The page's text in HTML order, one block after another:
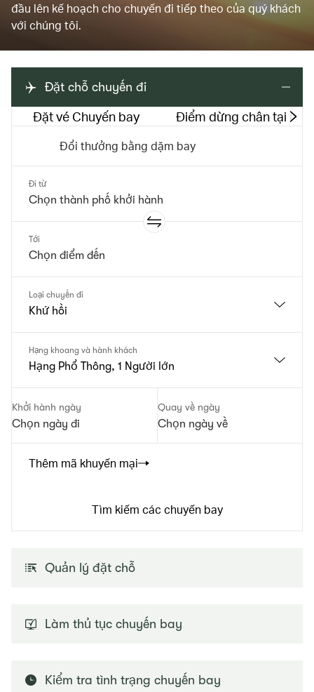
đầu lên kế hoạch cho chuyến đi tiếp theo của quý khách
với chúng tôi.
Đặt chỗ chuyến đi
Đặt vé Chuyến bay Điểm dừng chân tại
Đổi thưởng bằng dặm bay
Đi từ
Tới
Loại chuyến đi
Khứ hồi
Hạng khoang và hành khách
Hạng Phổ Thông, 1 Người lớn
Khởi hành ngày
Chọn ngày đi
Quay về ngày
Chọn ngày về
Thêm mã khuyến mại
Tìm kiếm các chuyến bay
Quản lý đặt chỗ
Làm thủ tục chuyến bay
Kiểm tra tình trạng chuyến bay